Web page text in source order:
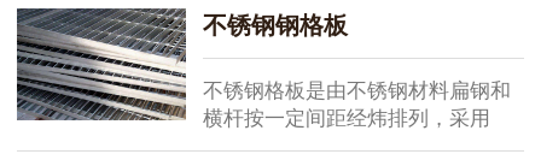
不锈钢钢格板
不锈钢格板是由不锈钢材料扁钢和
横杆按一定间距经炜排列，采用
高...